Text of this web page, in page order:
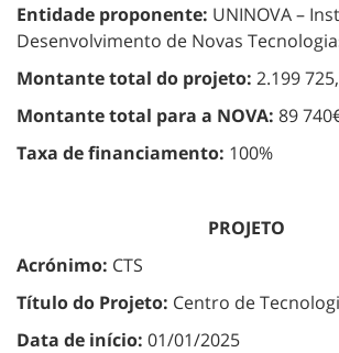
Entidade proponente: UNINOVA –
Desenvolvimento de Novas
Montante total do projeto: 2.199
Montante total para a NOVA: 89
Taxa de financiamento: 100%
PROJETO
Acrónimo: CTS
Título do Projeto: Centro de
Data de início: 01/01/2025